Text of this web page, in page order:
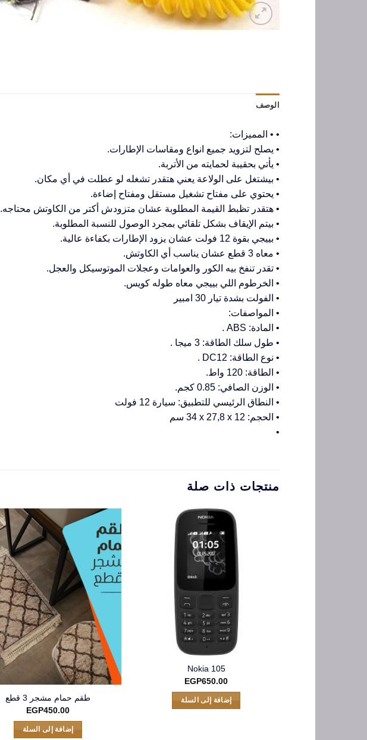
الوصف
• • المميزات:
• يصلح لتزويد جميع انواع ومقاسات الإطارات.
• يأتي بحقيبة لحمايته من الأتربة.
• بيشتغل على الولاعة يعني هتقدر تشغله لو عطلت في أي مكان.
• يحتوي على مفتاح تشغيل مستقل ومفتاح إضاءة.
• هتقدر تظبط القيمة المطلوبة عشان متزودش أكتر من الكاوتش محتاجه.
• بيتم الإيقاف بشكل تلقائي بمجرد الوصول للنسبة المطلوبة.
• بييجي بقوة 12 فولت عشان يزود الإطارات بكفاءة عالية.
• معاه 3 قطع عشان يناسب أي الكاوتش.
• تقدر تنفخ بيه الكور والعوامات وعجلات الموتوسيكل والعجل.
• الخرطوم اللي بييجي معاه طوله كويس.
• الفولت بشدة تيار 30 امبير
• المواصفات:
• المادة: ABS .
• طول سلك الطاقة: 3 ميجا .
• نوع الطاقة: DC12 .
• الطاقة: 120 واط.
• الوزن الصافي: 0.85 كجم.
• النطاق الرئيسي للتطبيق: سيارة 12 فولت
• الحجم: ‎34 x 27,8 x 12 سم
•
منتجات ذات صلة
Nokia 105
EGP650.00
إضافة إلى السلة
طقم حمام مشجر 3 قطع
EGP450.00
إضافة إلى السلة